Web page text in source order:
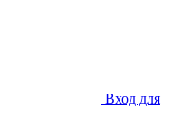
Вход для